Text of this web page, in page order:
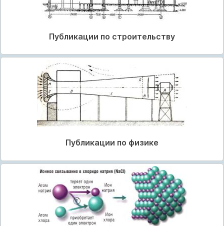
Публикации по строительству
Публикации по физике